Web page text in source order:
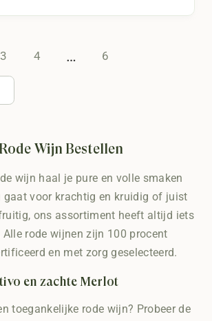
3 4 … 6
Wijn Bestellen
wijn haal je pure en volle smaken
gaat voor krachtig en kruidig of juist
ons assortiment heeft altijd iets
rode wijnen zijn 100 procent
en met zorg geselecteerd.
en zachte Merlot
toegankelijke rode wijn? Probeer de